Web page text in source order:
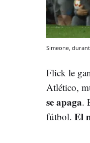
Simeone,
Flick le
Atlético,
se apaga.
fútbol. El